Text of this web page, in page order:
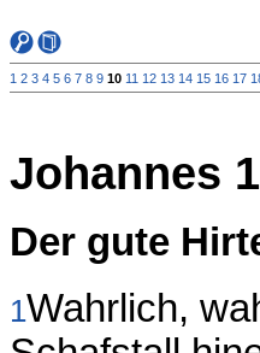
1 2 3 4 5 6 7 8 9 10 11 12 13 14 15 16 17
Johannes
Der gute
1Wahrlich,